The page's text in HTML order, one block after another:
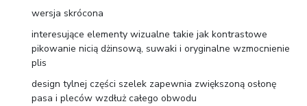
wersja skrócona
interesujące elementy wizualne takie jak kontrastowe
pikowanie nicią dżinsową, suwaki i oryginalne wzmocnienie
plis
design tylnej części szelek zapewnia zwiększoną osłonę
pasa i pleców wzdłuż całego obwodu